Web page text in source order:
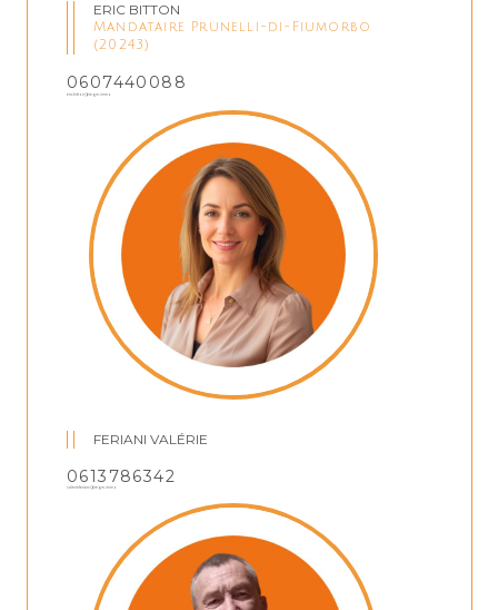
ERIC BITTON
Mandataire Prunelli-di-Fiumorbo
(20243)
0607440088
ericbitton@regm.immo
FERIANI VALÉRIE
0613786342
valerieferiani@regm.immo